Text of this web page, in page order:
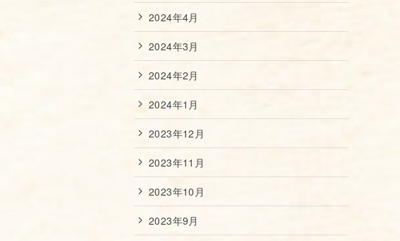
2024年4月
2024年3月
2024年2月
2024年1月
2023年12月
2023年11月
2023年10月
2023年9月